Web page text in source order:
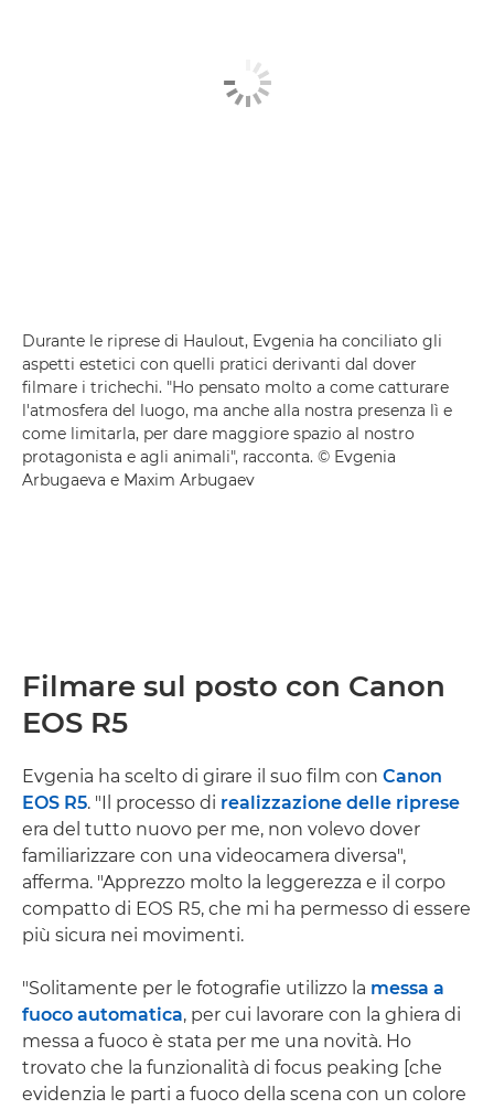
Durante le riprese di Haulout, Evgenia ha conciliato gli
aspetti estetici con quelli pratici derivanti dal dover
filmare i trichechi. "Ho pensato molto a come catturare
l'atmosfera del luogo, ma anche alla nostra presenza lì e
come limitarla, per dare maggiore spazio al nostro
protagonista e agli animali", racconta. © Evgenia
Arbugaeva e Maxim Arbugaev
Filmare sul posto con Canon
EOS R5
Evgenia ha scelto di girare il suo film con Canon
EOS R5. "Il processo di realizzazione delle riprese
era del tutto nuovo per me, non volevo dover
familiarizzare con una videocamera diversa",
afferma. "Apprezzo molto la leggerezza e il corpo
compatto di EOS R5, che mi ha permesso di essere
più sicura nei movimenti.
"Solitamente per le fotografie utilizzo la messa a
fuoco automatica, per cui lavorare con la ghiera di
messa a fuoco è stata per me una novità. Ho
trovato che la funzionalità di focus peaking [che
evidenzia le parti a fuoco della scena con un colore